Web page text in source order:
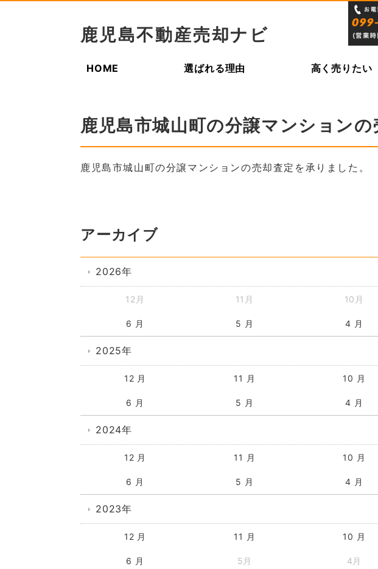
鹿児島不動産売却ナビ
HOME 選ばれる理由 高く売りたい
鹿児島市城山町の分譲マンションの
鹿児島市城山町の分譲マンションの売却査定を承りました。
アーカイブ
2026年
12月 11月 10月
6 月 5 月 4 月
2025年
12 月 11 月 10 月
6 月 5 月 4 月
2024年
12 月 11 月 10 月
6 月 5 月 4 月
2023年
12 月 11 月 10 月
6 月 5月 4月